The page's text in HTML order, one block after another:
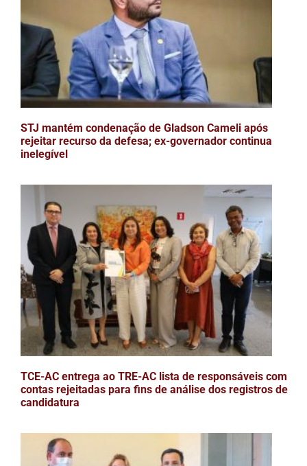
STJ mantém condenação de Gladson Cameli após
rejeitar recurso da defesa; ex-governador continua
inelegível
TCE-AC entrega ao TRE-AC lista de responsáveis com
contas rejeitadas para fins de análise dos registros de
candidatura